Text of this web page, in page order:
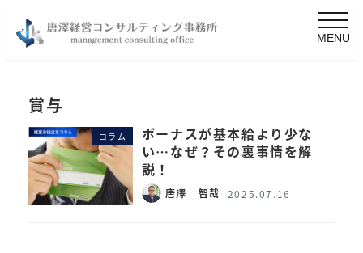
MENU
賞与
コラム
ボーナスが基本給より少な
い…なぜ？その裏事情を解
説！
唐澤 智哉 2025.07.16